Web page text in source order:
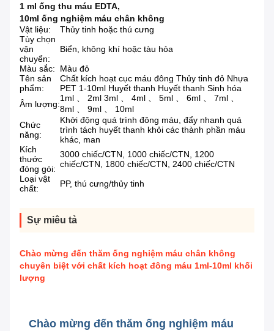
1 ml ống thu máu EDTA,
10ml ống nghiệm máu chân không
Vật liệu:
Thủy tinh hoặc thú cưng
Tùy chọn
vận
chuyển:
Biển, không khí hoặc tàu hỏa
Màu sắc:
Màu đỏ
Tên sản
phẩm:
Chất kích hoạt cục máu đông Thủy tinh đỏ Nhựa
PET 1-10ml Huyết thanh Huyết thanh Sinh hóa
Âm lượng:
1ml 、 2ml 3ml 、 4ml 、 5ml 、 6ml 、 7ml 、
8ml 、 9ml 、 10ml
Chức
năng:
Khởi động quá trình đông máu, đẩy nhanh quá
trình tách huyết thanh khỏi các thành phần máu
khác, man
Kích
thước
đóng gói:
3000 chiếc/CTN, 1000 chiếc/CTN, 1200
chiếc/CTN, 1800 chiếc/CTN, 2400 chiếc/CTN
Loại vật
chất:
PP, thú cưng/thủy tinh
Sự miêu tả
Chào mừng đến thăm ống nghiệm máu chân không
chuyên biệt với chất kích hoạt đông máu 1ml-10ml khối
lượng
Chào mừng đến thăm ống nghiệm máu